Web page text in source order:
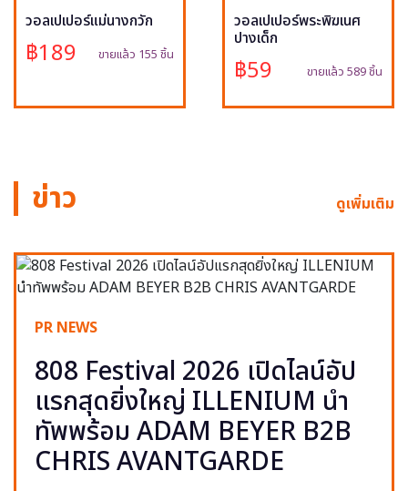
วอลเปเปอร์แม่นางกวัก
฿189 ขายแล้ว 155 ชิ้น
วอลเปเปอร์พระพิฆเนศ
ปางเด็ก
฿59 ขายแล้ว 589 ชิ้น
ข่าว ดูเพิ่มเติม
PR NEWS
808 Festival 2026 เปิดไลน์อัป
แรกสุดยิ่งใหญ่ ILLENIUM นำ
ทัพพร้อม ADAM BEYER B2B
CHRIS AVANTGARDE